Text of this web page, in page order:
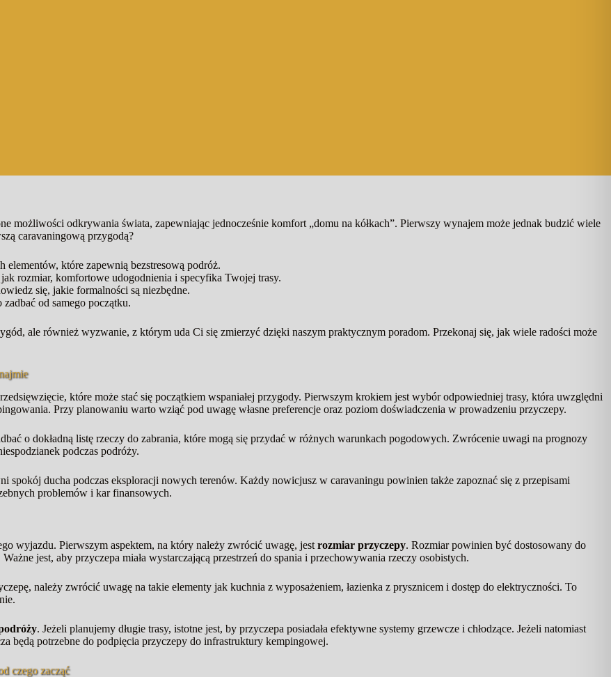
możliwości odkrywania świata, zapewniając jednocześnie komfort „domu na kółkach”. Pierwszy wynajem może jednak budzić wiele
caravaningową przygodą?
które zapewnią bezstresową podróż.
rozmiar, komfortowe udogodnienia i specyfika Twojej trasy.
się, jakie formalności są niezbędne.
od samego początku.
ale również wyzwanie, z którym uda Ci się zmierzyć dzięki naszym praktycznym poradom. Przekonaj się, jak wiele radości może
które może stać się początkiem wspaniałej przygody. Pierwszym krokiem jest wybór odpowiedniej trasy, która uwzględni
Przy planowaniu warto wziąć pod uwagę własne preferencje oraz poziom doświadczenia w prowadzeniu przyczepy.
o dokładną listę rzeczy do zabrania, które mogą się przydać w różnych warunkach pogodowych. Zwrócenie uwagi na prognozy
podczas podróży.
spokój ducha podczas eksploracji nowych terenów. Każdy nowicjusz w caravaningu powinien także zapoznać się z przepisami
problemów i kar finansowych.
wyjazdu. Pierwszym aspektem, na który należy zwrócić uwagę, jest rozmiar przyczepy. Rozmiar powinien być dostosowany do
jest, aby przyczepa miała wystarczającą przestrzeń do spania i przechowywania rzeczy osobistych.
należy zwrócić uwagę na takie elementy jak kuchnia z wyposażeniem, łazienka z prysznicem i dostęp do elektryczności. To
. Jeżeli planujemy długie trasy, istotne jest, by przyczepa posiadała efektywne systemy grzewcze i chłodzące. Jeżeli natomiast
będą potrzebne do podpięcia przyczepy do infrastruktury kempingowej.
czego zacząć